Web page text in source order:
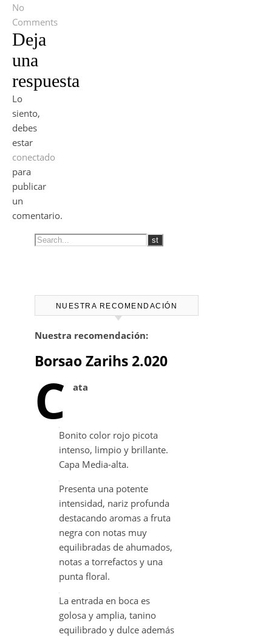
No
Comments
Deja
una
respuesta
Lo
siento,
debes
estar
conectado
para
publicar
un
comentario.
NUESTRA RECOMENDACIÓN
Nuestra recomendación:
Borsao Zarihs 2.020
C ata
Bonito color rojo picota
intenso, limpio y brillante.
Capa Media-alta.
Presenta una potente
intensidad, nariz profunda
destacando aromas a fruta
negra con notas muy
equilibradas de ahumados,
notas a torrefactos y una
punta floral.
La entrada en boca es
golosa y amplia, tanino
equilibrado y dulce además